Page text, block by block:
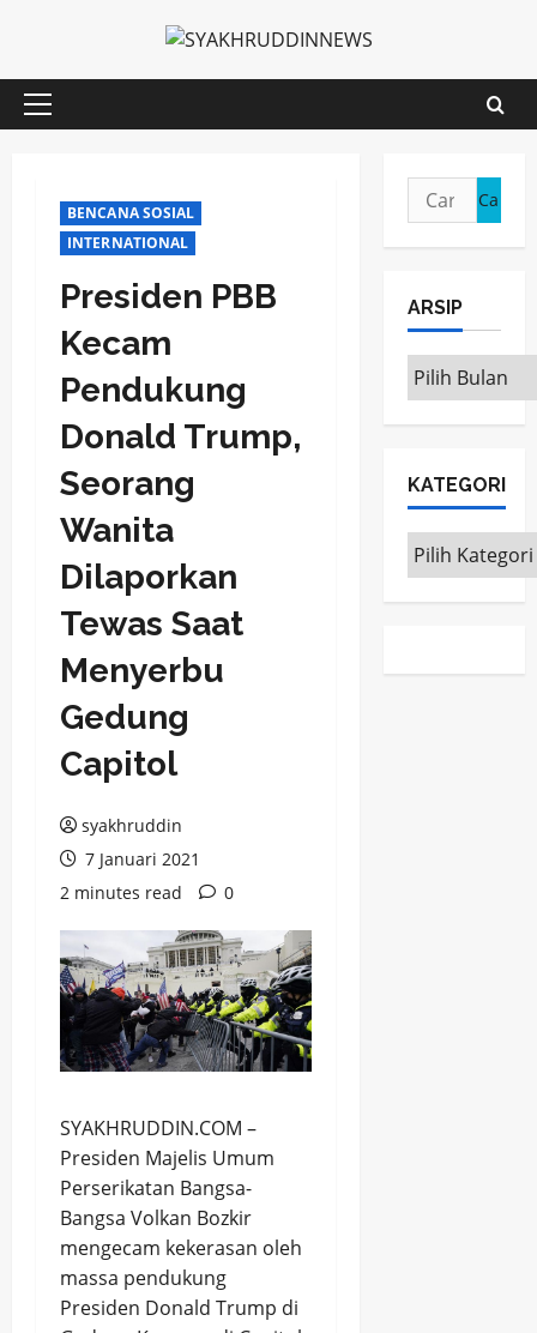
content
Primary
BENCANA SOSIAL
INTERNATIONAL
Presiden PBB
Kecam
Pendukung
Donald Trump,
Seorang
Wanita
Dilaporkan
Tewas Saat
Menyerbu
Gedung
Capitol
syakhruddin
7 Januari 2021
2 minutes read
0
SYAKHRUDDIN.COM –
Presiden Majelis Umum
Perserikatan Bangsa-
Bangsa Volkan Bozkir
mengecam kekerasan oleh
massa pendukung
Presiden Donald Trump di
Cari
untuk:
ARSIP
ARSIP
KATEGORI
Kategori